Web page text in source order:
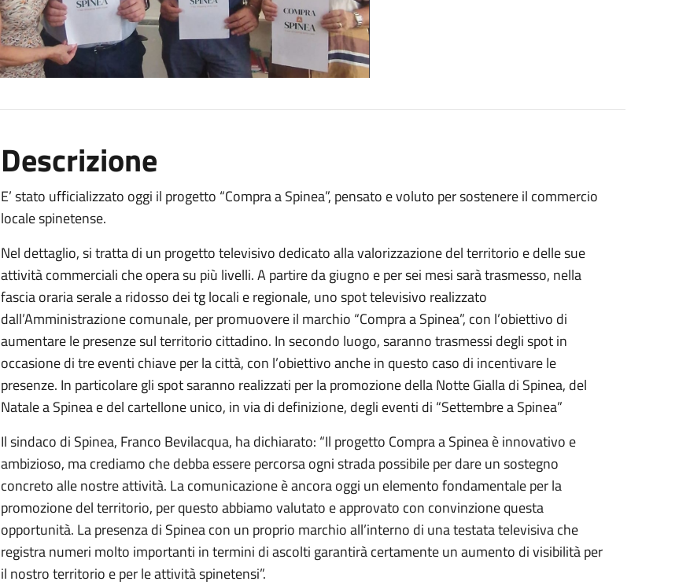
Descrizione
E’ stato ufficializzato oggi il progetto “Compra a Spinea”, pensato e voluto per sostenere il commercio
locale spinetense.
Nel dettaglio, si tratta di un progetto televisivo dedicato alla valorizzazione del territorio e delle sue
attività commerciali che opera su più livelli. A partire da giugno e per sei mesi sarà trasmesso, nella
fascia oraria serale a ridosso dei tg locali e regionale, uno spot televisivo realizzato
dall’Amministrazione comunale, per promuovere il marchio “Compra a Spinea”, con l’obiettivo di
aumentare le presenze sul territorio cittadino. In secondo luogo, saranno trasmessi degli spot in
occasione di tre eventi chiave per la città, con l’obiettivo anche in questo caso di incentivare le
presenze. In particolare gli spot saranno realizzati per la promozione della Notte Gialla di Spinea, del
Natale a Spinea e del cartellone unico, in via di definizione, degli eventi di “Settembre a Spinea”
Il sindaco di Spinea, Franco Bevilacqua, ha dichiarato: “Il progetto Compra a Spinea è innovativo e
ambizioso, ma crediamo che debba essere percorsa ogni strada possibile per dare un sostegno
concreto alle nostre attività. La comunicazione è ancora oggi un elemento fondamentale per la
promozione del territorio, per questo abbiamo valutato e approvato con convinzione questa
opportunità. La presenza di Spinea con un proprio marchio all’interno di una testata televisiva che
registra numeri molto importanti in termini di ascolti garantirà certamente un aumento di visibilità per
il nostro territorio e per le attività spinetensi”.